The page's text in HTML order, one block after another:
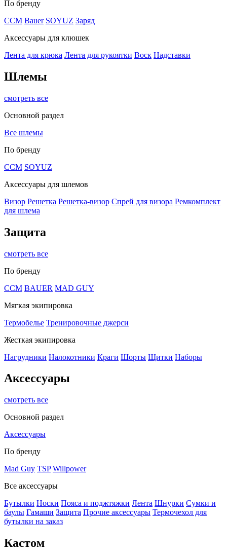
По бренду
CCM Bauer SOYUZ Заряд
Аксессуары для клюшек
Лента для крюка Лента для рукоятки Воск Надставки
Шлемы
смотреть все
Основной раздел
Все шлемы
По бренду
CCM SOYUZ
Аксессуары для шлемов
Визор Решетка Решетка-визор Спрей для визора Ремкомплект
для шлема
Защита
смотреть все
По бренду
CCM BAUER MAD GUY
Мягкая экипировка
Термобелье Тренировочные джерси
Жесткая экипировка
Нагрудники Налокотники Краги Шорты Щитки Наборы
Аксессуары
смотреть все
Основной раздел
Аксессуары
По бренду
Mad Guy TSP Willpower
Все аксессуары
Бутылки Носки Пояса и поджтяжки Лента Шнурки Сумки и
баулы Гамаши Защита Прочие аксессуары Термочехол для
бутылки на заказ
Кастом